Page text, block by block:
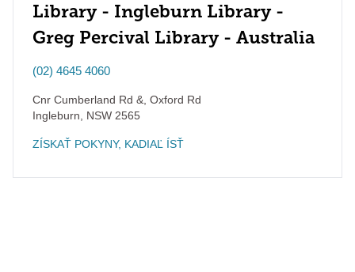
Library - Ingleburn Library -
Greg Percival Library - Australia
(02) 4645 4060
Cnr Cumberland Rd &, Oxford Rd
Ingleburn
NSW 2565
ZÍSKAŤ POKYNY, KADIAĽ ÍSŤ